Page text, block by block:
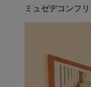
ミュゼデコンフ